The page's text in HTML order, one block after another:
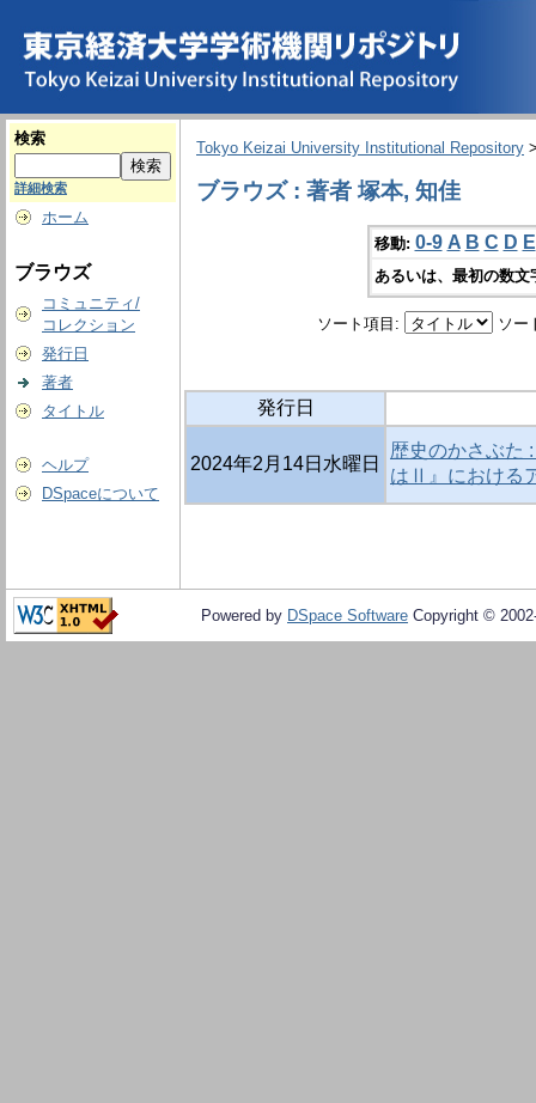
検索
詳細検索
ホーム
ブラウズ
コミュニティ/
コレクション
発行日
著者
タイトル
ヘルプ
DSpaceについて
Tokyo Keizai University Institutional Repository
ブラウズ : 著者 塚本, 知佳
移動: 0-9 A B C D E
あるいは、最初の数
ソート項目: ソー
発行日
2024年2月14日水曜日
歴史のかさぶた
はⅡ』における
Powered by DSpace Software Copyright ©